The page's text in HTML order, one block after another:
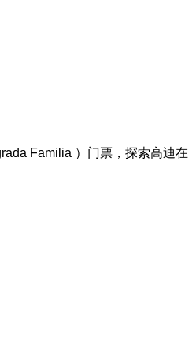
Familia ）门票，探索高迪在